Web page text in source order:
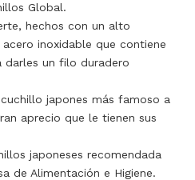
Global.
hechos con un alto
inoxidable que contiene
darles un filo duradero
japones más famoso a
aprecio que le tienen sus
japoneses recomendada
de Alimentación e Higiene.